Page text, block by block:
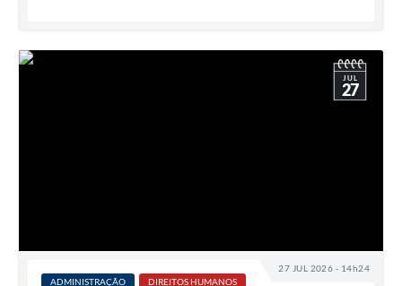
27 JUL 2026 - 14h24
JUL
27
ADMINISTRAÇÃO DIREITOS HUMANOS